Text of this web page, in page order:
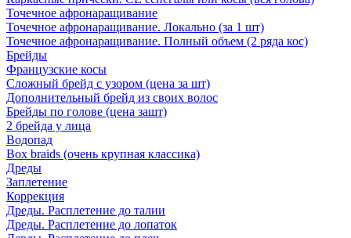
Точечное афронаращивание
Точечное афронаращивание. Локально (за 1 шт)
Точечное афронаращивание. Полный объем (2 ряда кос)
Брейды
Французские косы
Сложный брейд с узором (цена за шт)
Дополнительный брейд из своих волос
Брейды по голове (цена зашт)
2 брейда у лица
Водопад
Box braids (очень крупная классика)
Дреды
Заплетение
Коррекция
Дреды. Расплетение до талии
Дреды. Расплетение до лопаток